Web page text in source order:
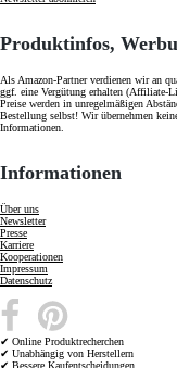
Produktinfos,
Als Amazon-Partner verdienen wir an
ggf. eine Vergütung erhalten (Affiliate-
Preise werden in unregelmäßigen
Bestellung selbst! Wir übernehmen
Informationen.
Informationen
Über uns
Newsletter
Presse
Karriere
Kooperationen
Impressum
Datenschutz
✔ Online Produktrecherchen
✔ Unabhängig von Herstellern
✔ Bessere Kaufentscheidungen